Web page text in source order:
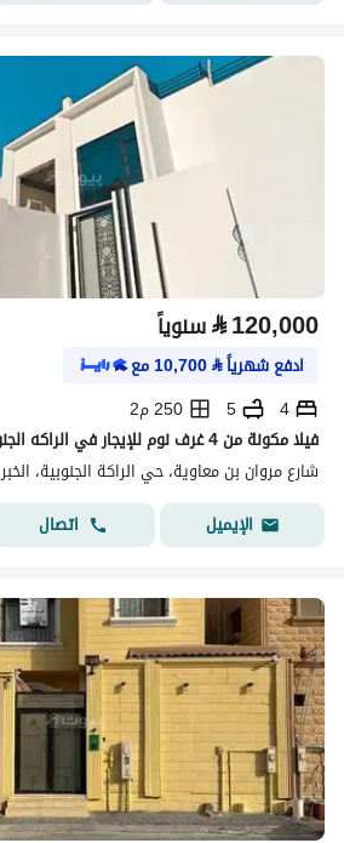
⃁120,000 سنوياً
ادفع شهرياً⃁
10,700مع
4
5
250 م2
فيلا مكونة من 4 غرف نوم للإيجار في الراكه الجنوبية، الخبر
شارع مروان بن معاوية، حي الراكة الجنوبية، الخبر
الإيميل
اتصال